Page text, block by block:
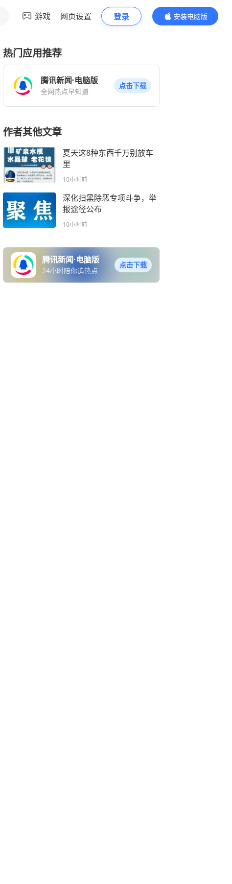
游戏 网页设置 登录
安装电脑版
内容更精彩
热门应用推荐
腾讯新闻·电脑版
全网热点早知道
点击下载
作者其他文章
夏天这8种东西千万别放车
里
10小时前
深化扫黑除恶专项斗争，举
报途径公布
10小时前
腾讯新闻·电脑版
24小时陪你追热点
点击下载